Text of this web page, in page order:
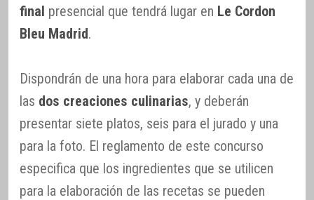
final presencial que tendrá lugar en Le Cordon
Bleu Madrid.
Dispondrán de una hora para elaborar cada una de
las dos creaciones culinarias, y deberán
presentar siete platos, seis para el jurado y una
para la foto. El reglamento de este concurso
especifica que los ingredientes que se utilicen
para la elaboración de las recetas se pueden